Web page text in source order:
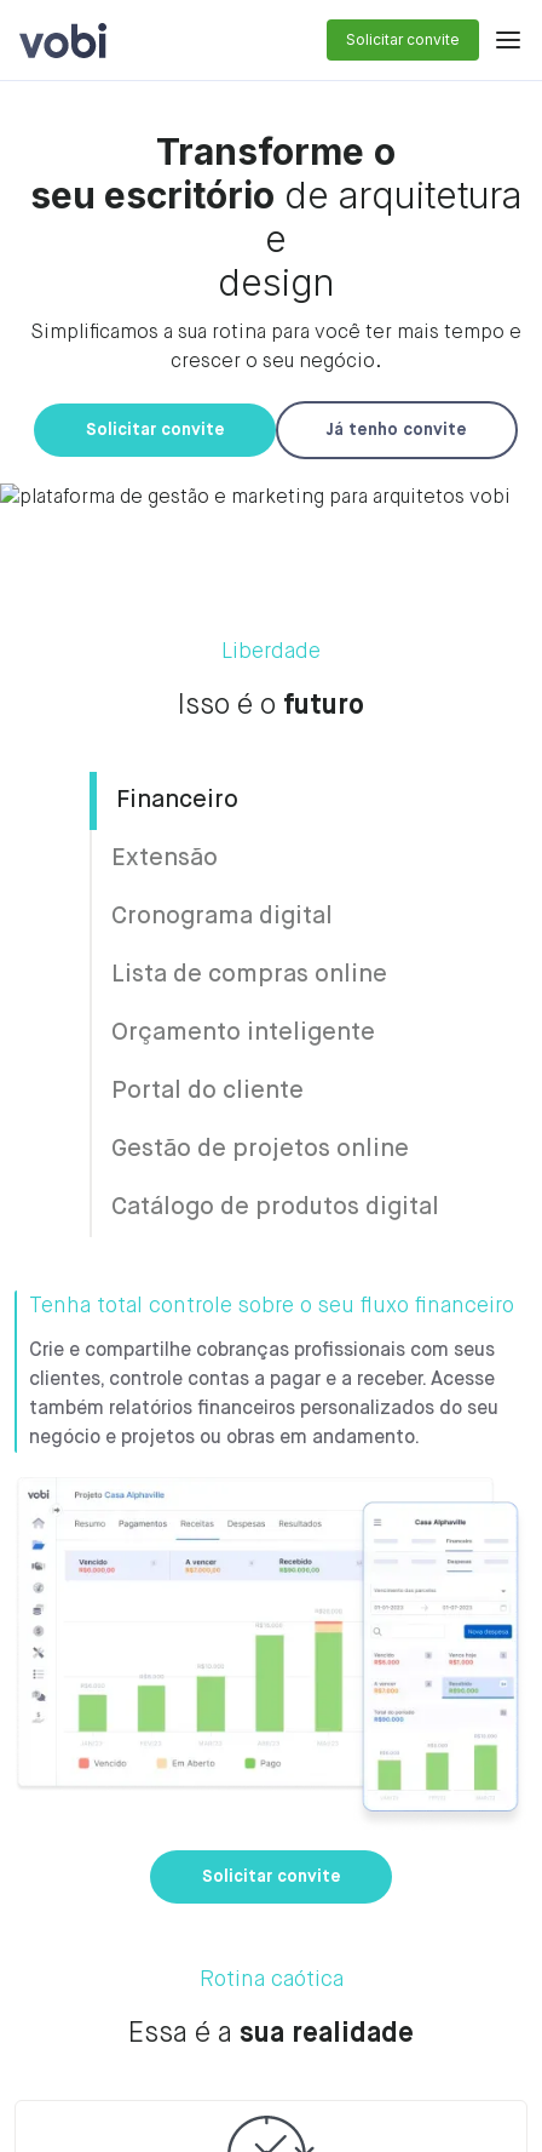
Solicitar convite
Transforme o
seu escritório de arquitetura
e
design
Simplificamos a sua rotina para você ter mais tempo e
crescer o seu negócio.
Solicitar convite Já tenho convite
Liberdade
Isso é o futuro
Financeiro
Extensão
Cronograma digital
Lista de compras online
Orçamento inteligente
Portal do cliente
Gestão de projetos online
Catálogo de produtos digital
Tenha total controle sobre o seu fluxo financeiro
Crie e compartilhe cobranças profissionais com seus
clientes, controle contas a pagar e a receber. Acesse
também relatórios financeiros personalizados do seu
negócio e projetos ou obras em andamento.
Solicitar convite
Rotina caótica
Essa é a sua realidade